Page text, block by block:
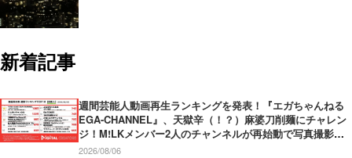
新着記事
週間芸能人動画再生ランキングを発表！『エガちゃんねる
EGA-CHANNEL』、天獄辛（！？）麻婆刀削麺にチャレン
ジ！M!LKメンバー2人のチャンネルが再始動で写真撮影！
『中田敦彦のYouTube大学 – NAKATA UNIVERSITY』、日
2026/08/06